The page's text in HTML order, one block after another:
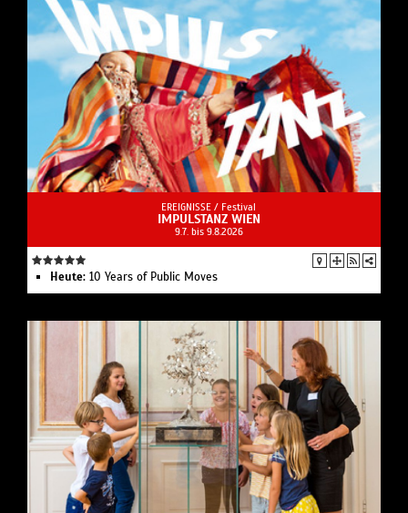
EREIGNISSE / Festival
IMPULSTANZ WIEN
9.7. bis 9.8.2026
Heute: 10 Years of Public Moves